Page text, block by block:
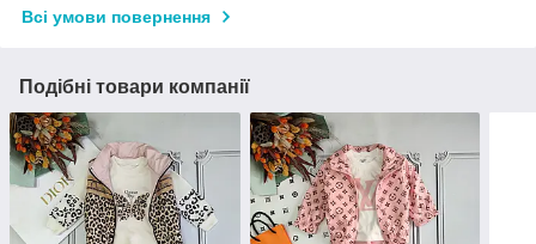
Всі умови повернення
Подібні товари компанії